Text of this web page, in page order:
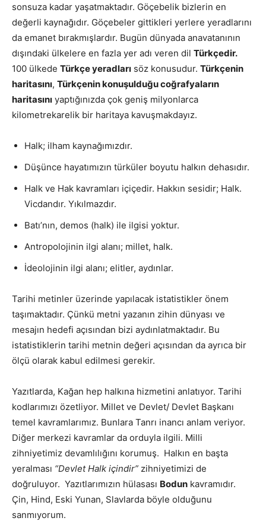
sonsuza kadar yaşatmaktadır. Göçebelik bizlerin en
değerli kaynağıdır. Göçebeler gittikleri yerlere yeradlarını
da emanet bırakmışlardır. Bugün dünyada anavatanının
dışındaki ülkelere en fazla yer adı veren dil Türkçedir.
100 ülkede Türkçe yeradları söz konusudur. Türkçenin
haritasını, Türkçenin konuşulduğu coğrafyaların
haritasını yaptığınızda çok geniş milyonlarca
kilometrekarelik bir haritaya kavuşmakdayız.
Halk; ilham kaynağımızdır.
Düşünce hayatımızın türküler boyutu halkın dehasıdır.
Halk ve Hak kavramları içiçedir. Hakkın sesidir; Halk.
Vicdandır. Yıkılmazdır.
Batı’nın, demos (halk) ile ilgisi yoktur.
Antropolojinin ilgi alanı; millet, halk.
İdeolojinin ilgi alanı; elitler, aydınlar.
Tarihi metinler üzerinde yapılacak istatistikler önem
taşımaktadır. Çünkü metni yazanın zihin dünyası ve
mesajın hedefi açısından bizi aydınlatmaktadır. Bu
istatistiklerin tarihi metnin değeri açısından da ayrıca bir
ölçü olarak kabul edilmesi gerekir.
Yazıtlarda, Kağan hep halkına hizmetini anlatıyor. Tarihi
kodlarımızı özetliyor. Millet ve Devlet/ Devlet Başkanı
temel kavramlarımız. Bunlara Tanrı inancı anlam veriyor.
Diğer merkezi kavramlar da orduyla ilgili. Milli
zihniyetimiz devamlılığını korumuş. Halkın en başta
yeralması “Devlet Halk içindir” zihniyetimizi de
doğruluyor. Yazıtlarımızın hülasası Bodun kavramıdır.
Çin, Hind, Eski Yunan, Slavlarda böyle olduğunu
sanmıyorum.